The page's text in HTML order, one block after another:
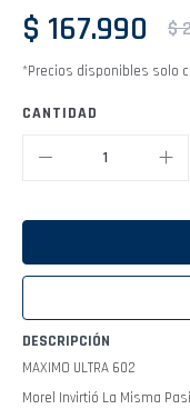
imágenes
$ 167.990 $
*Precios disponibles solo
CANTIDAD
DESCRIPCIÓN
MAXIMO ULTRA 602
Morel Invirtió La Misma